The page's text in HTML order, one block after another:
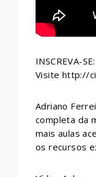
INSCREVA-
Visite http://
Adriano
completa da
mais aulas
os recursos